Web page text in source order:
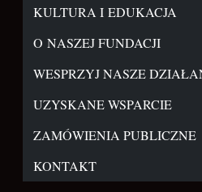
KULTURA I EDUKACJA
O NASZEJ FUNDACJI
WESPRZYJ NASZE
UZYSKANE WSPARCIE
ZAMÓWIENIA PUBLICZNE
KONTAKT